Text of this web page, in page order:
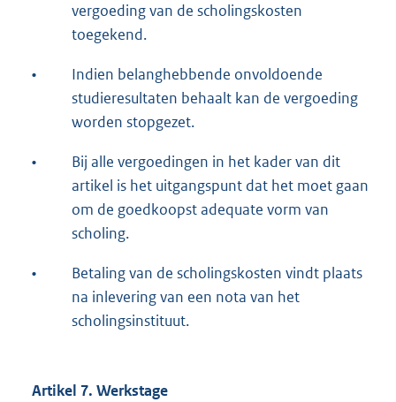
vergoeding van de scholingskosten
toegekend.
•
Indien belanghebbende onvoldoende
studieresultaten behaalt kan de vergoeding
worden stopgezet.
•
Bij alle vergoedingen in het kader van dit
artikel is het uitgangspunt dat het moet gaan
om de goedkoopst adequate vorm van
scholing.
•
Betaling van de scholingskosten vindt plaats
na inlevering van een nota van het
scholingsinstituut.
Artikel 7. Werkstage